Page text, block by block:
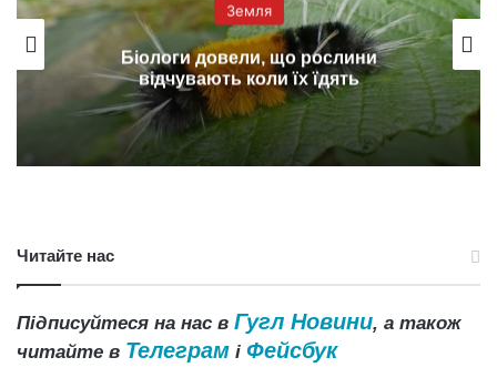
Земля
Біологи довели, що рослини
відчувають коли їх їдять
Читайте нас
Підписуйтеся на нас в Гугл Новини, а також
читайте в Телеграм і Фейсбук